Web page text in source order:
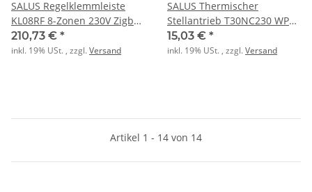
SALUS Regelklemmleiste
KL08RF 8-Zonen 230V Zigbee
2.4GHz Funk
210,73 € *
inkl. 19% USt. , zzgl.Versand
SALUS Thermischer
Stellantrieb T30NC230 WP
230V
15,03 € *
inkl. 19% USt. , zzgl.Versand
Artikel 1 - 14 von 14